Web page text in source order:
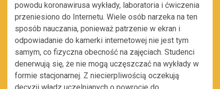
powodu koronawirusa wykłady, laboratoria i ćwiczenia
przeniesiono do Internetu. Wiele osób narzeka na ten
sposób nauczania, ponieważ patrzenie w ekran i
odpowiadanie do kamerki internetowej nie jest tym
samym, co fizyczna obecność na zajęciach. Studenci
denerwują się, że nie mogą uczęszczać na wykłady w
formie stacjonarnej. Z niecierpliwością oczekują